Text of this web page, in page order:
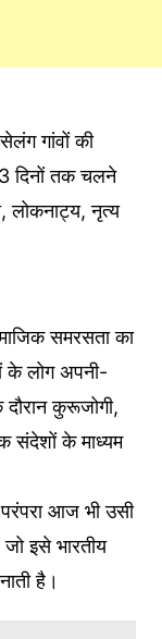
गांवों की
दिनों तक चलने
लोकनाट्य, नृत्य
समरसता का
के लोग अपनी-
कुरूजोगी,
संदेशों के माध्यम
परंपरा आज भी उसी
इसे भारतीय
है।